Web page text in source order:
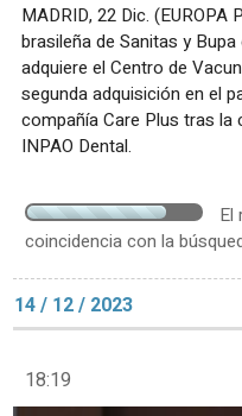
MADRID, 22 Dic.
brasileña de Sanitas y
adquiere el Centro de
segunda adquisición en el
compañía Care Plus tras la
INPAO Dental.
El
coincidencia con la
14 / 12 / 2023
18:19